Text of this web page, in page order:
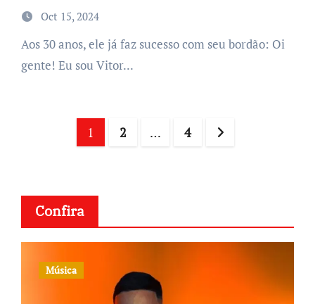
Oct 15, 2024
Aos 30 anos, ele já faz sucesso com seu bordão: Oi
gente! Eu sou Vitor...
1 2 … 4
Confira
Música